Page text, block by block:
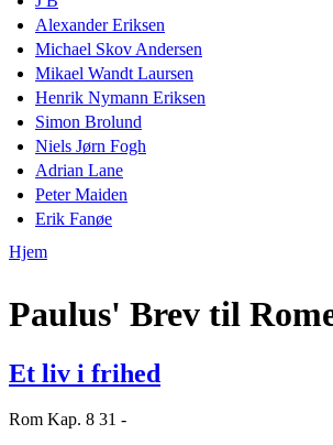
Alexander Eriksen
Michael Skov Andersen
Mikael Wandt Laursen
Henrik Nymann Eriksen
Simon Brolund
Niels Jørn Fogh
Adrian Lane
Peter Maiden
Erik Fanøe
Hjem
Paulus' Brev til
Et liv i frihed
Rom Kap. 8 31 -